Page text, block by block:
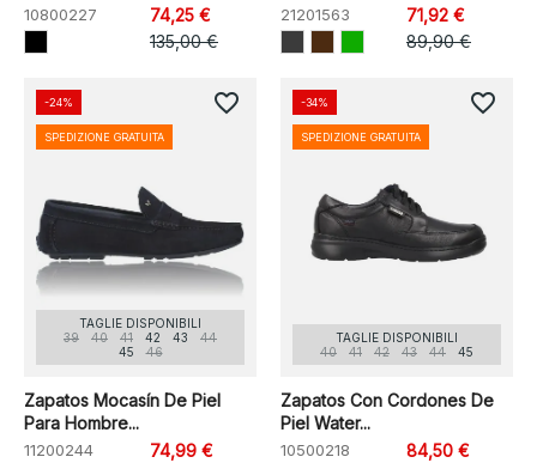
10800227
74,25 €
135,00 €
21201563
71,92 €
89,90 €
TAGLIE DISPONIBILI
39
40 41 42 43
44
45
46
Zapatos Mocasín De Piel
Para Hombre...
11200244
74,99 €
-24%
SPEDIZIONE GRATUITA
favorite_border
TAGLIE DISPONIBILI
40
41 42 43 44 45
Zapatos Con Cordones De
Piel Water...
10500218
84,50 €
-34%
SPEDIZIONE GRATUITA
favorite_border